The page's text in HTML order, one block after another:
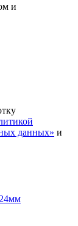
и
данных» и